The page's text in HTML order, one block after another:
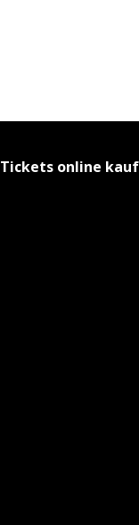
Tickets online